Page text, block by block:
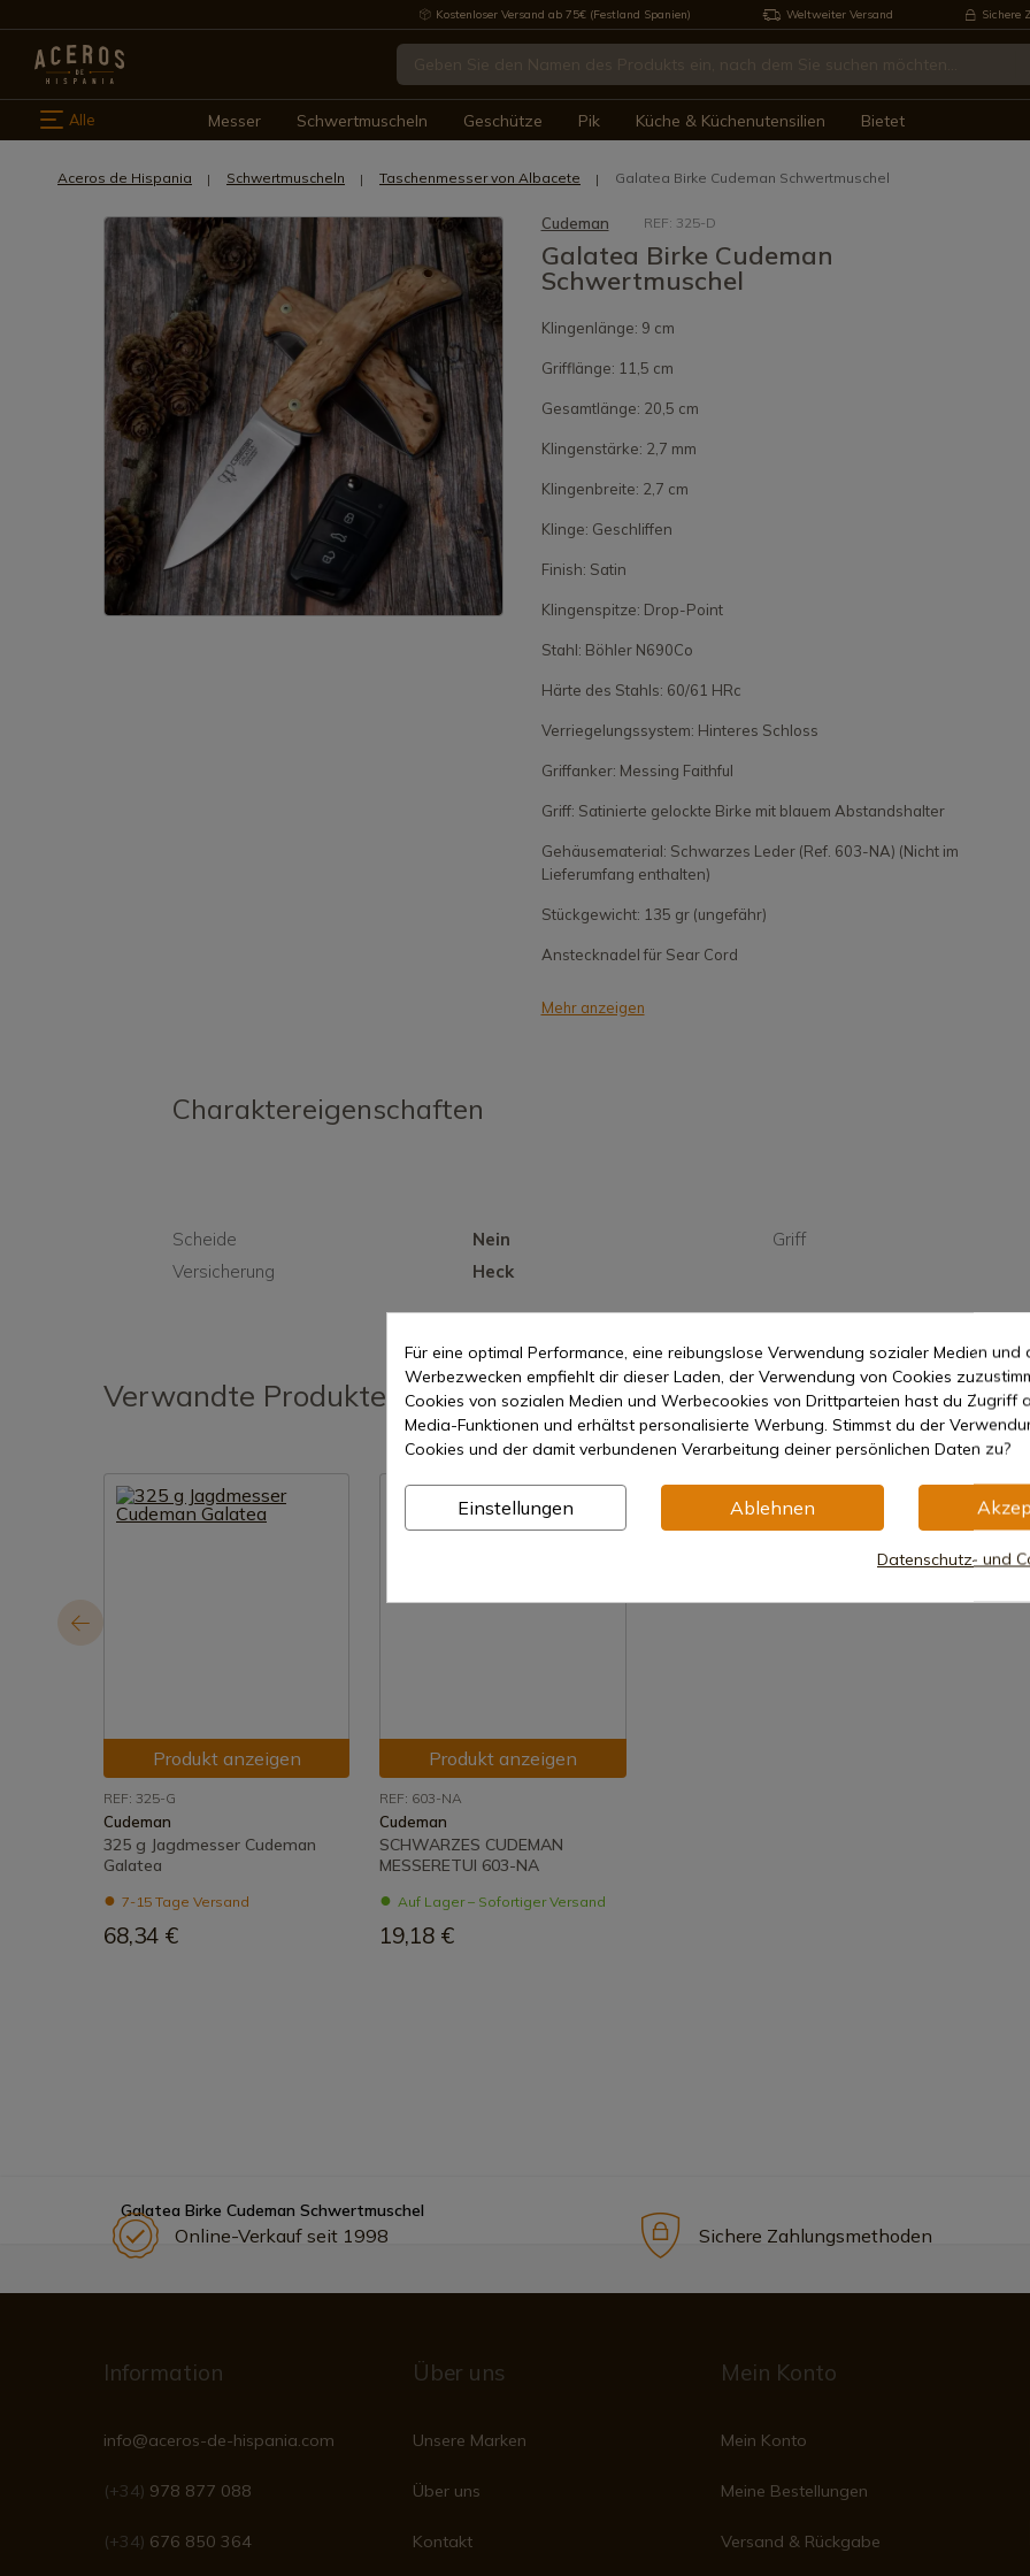
Kostenloser Versand ab 75€ (Festland Spanien) Weltweiter Versand Sichere
Alle Messer Schwertmuscheln Geschütze Pik Küche & Küchenutensilien Bietet
Aceros de Hispania Schwertmuscheln Taschenmesser von Albacete Galatea Birke Cudeman Schwertmuschel
Cudeman REF: 325-D
Galatea Birke Cudeman
Schwertmuschel
Klingenlänge: 9 cm
Grifflänge: 11,5 cm
Gesamtlänge: 20,5 cm
Klingenstärke: 2,7 mm
Klingenbreite: 2,7 cm
Klinge: Geschliffen
Finish: Satin
Klingenspitze: Drop-Point
Stahl: Böhler N690Co
Härte des Stahls: 60/61 HRc
Verriegelungssystem: Hinteres Schloss
Griffanker: Messing Faithful
Griff: Satinierte gelockte Birke mit blauem Abstandshalter
Gehäusematerial: Schwarzes Leder (Ref. 603-NA) (Nicht im
Lieferumfang enthalten)
Stückgewicht: 135 gr (ungefähr)
Anstecknadel für Sear Cord
Mehr anzeigen
Charaktereigenschaften
Scheide Nein Griff
Versicherung
Heck
Verwandte Produkte
Produkt anzeigen
REF: 325-G
Cudeman
325 g Jagdmesser Cudeman
Galatea
7-15 Tage Versand
68,34 €
Produkt anzeigen
REF: 603-NA
Cudeman
SCHWARZES CUDEMAN
MESSERETUI 603-NA
Auf Lager – Sofortiger Versand
19,18 €
Galatea Birke Cudeman Schwertmuschel
Online-Verkauf seit 1998 Sichere Zahlungsmethoden
Information
info@aceros-de-hispania.com
(+34) 978 877 088
(+34) 676 850 364
Über uns
Unsere Marken
Über uns
Kontakt
Mein Konto
Mein Konto
Meine Bestellungen
Versand & Rückgabe
Für eine optimal Performance, eine reibungslose Verwendung sozialer Medien und
Werbezwecken empfiehlt dir dieser Laden, der Verwendung von Cookies
Cookies von sozialen Medien und Werbecookies von Drittparteien hast du Zugriff
Media-Funktionen und erhältst personalisierte Werbung. Stimmst du der
Cookies und der damit verbundenen Verarbeitung deiner persönlichen Daten zu?
Einstellungen Ablehnen
Datenschutz- und